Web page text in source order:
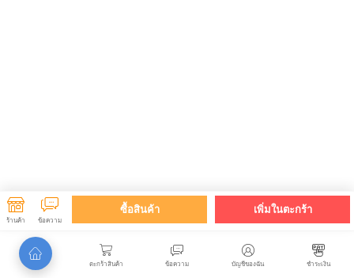
ตะกร้าสินค้า ข้อความ บัญชีของฉัน ชำระเงิน
ร้านค้า ข้อความ
ซื้อสินค้า เพิ่มในตะกร้า